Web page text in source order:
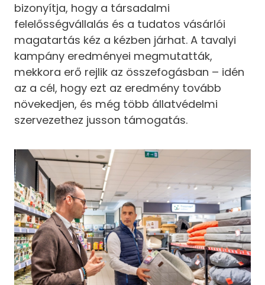
bizonyítja, hogy a társadalmi
felelősségvállalás és a tudatos vásárlói
magatartás kéz a kézben járhat. A tavalyi
kampány eredményei megmutatták,
mekkora erő rejlik az összefogásban – idén
az a cél, hogy ezt az eredmény tovább
növekedjen, és még több állatvédelmi
szervezethez jusson támogatás.